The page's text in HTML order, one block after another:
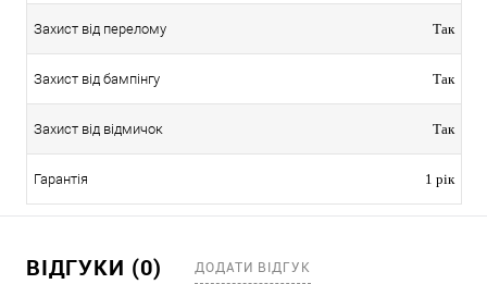
Захист від перелому Так
Захист від бампінгу Так
Захист від відмичок Так
Гарантія 1 рік
ВІДГУКИ (0) ДОДАТИ ВІДГУК